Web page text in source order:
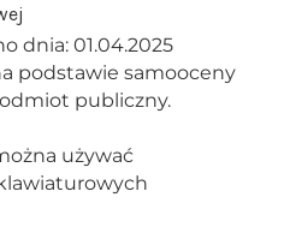
dnia: 01.04.2025
podstawie samooceny
publiczny.
używać